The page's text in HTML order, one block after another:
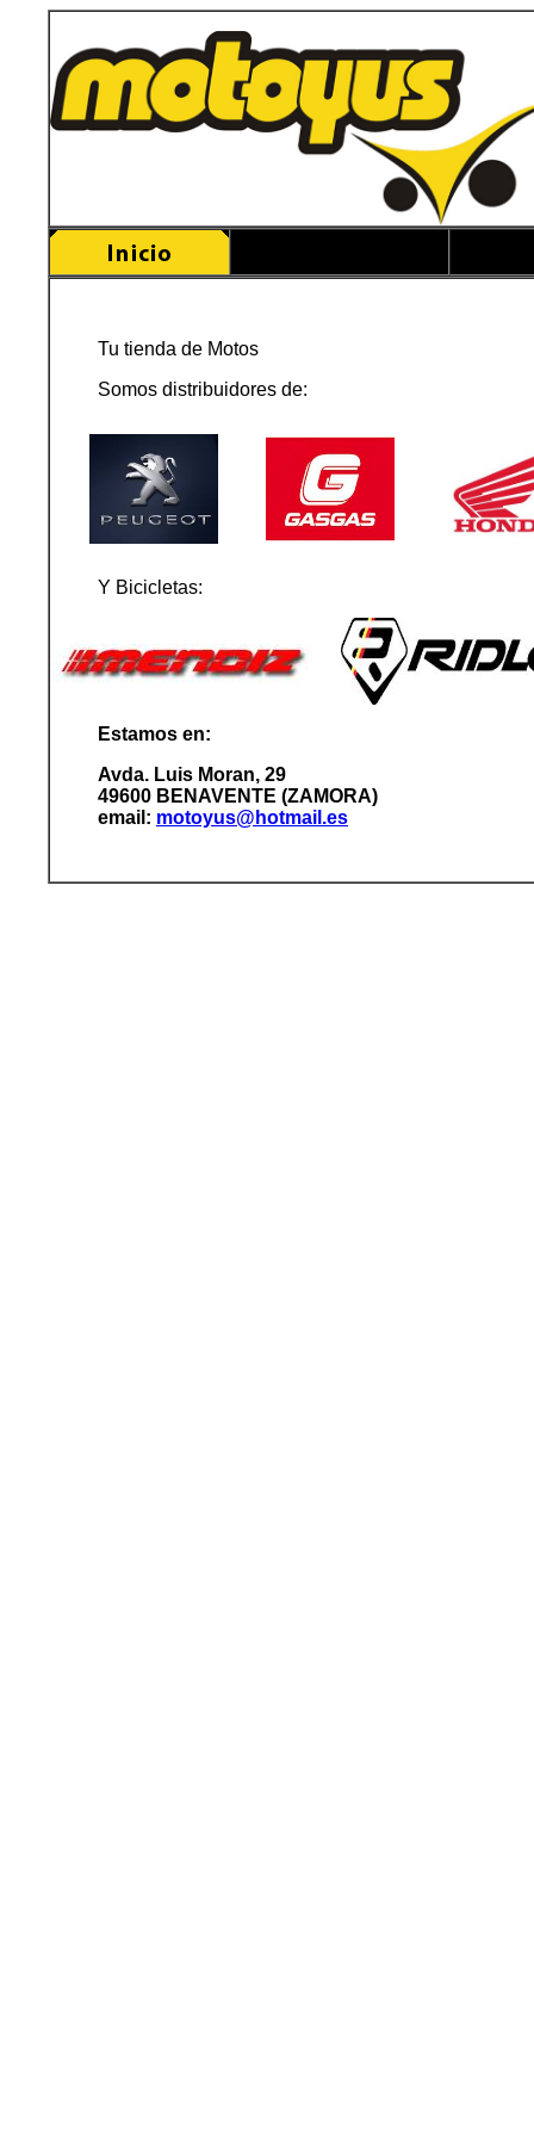
Tu tienda de Motos
Somos distribuidores de:
Y Bicicletas:
Estamos en:
Avda. Luis Moran, 29
49600 BENAVENTE (ZAMORA)
email: motoyus@hotmail.es